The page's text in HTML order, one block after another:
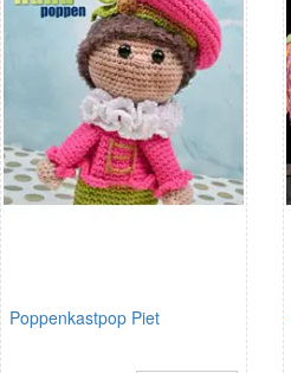
Poppenkastpop Piet